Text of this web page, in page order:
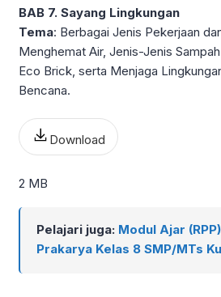
BAB 7. Sayang Lingkungan
Tema: Berbagai Jenis Pekerjaan
Menghemat Air, Jenis-Jenis
Eco Brick, serta Menjaga
Bencana.
Download
2 MB
Pelajari juga: Modul Ajar
Prakarya Kelas 8 SMP/MTs